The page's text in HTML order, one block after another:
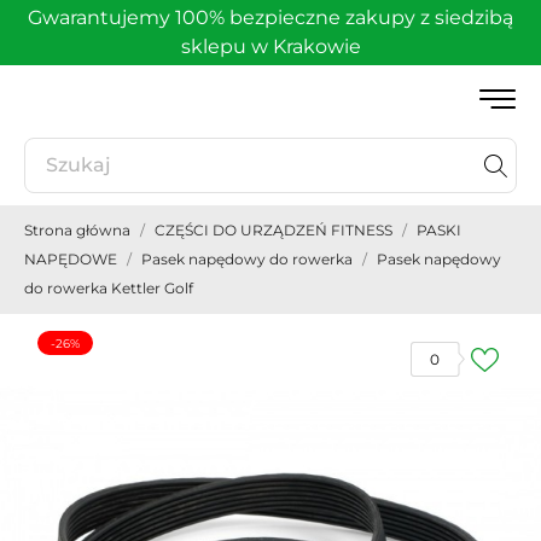
Gwarantujemy 100% bezpieczne zakupy z siedzibą
sklepu w Krakowie
Strona główna CZĘŚCI DO URZĄDZEŃ FITNESS
PASKI
NAPĘDOWE
Pasek napędowy do rowerka
Pasek napędowy
do rowerka Kettler Golf
0
-26%